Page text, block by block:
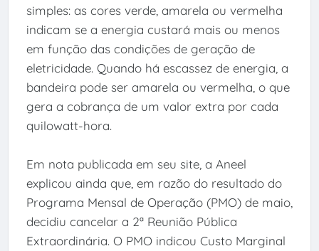
simples: as cores verde, amarela ou vermelha
indicam se a energia custará mais ou menos
em função das condições de geração de
eletricidade. Quando há escassez de energia, a
bandeira pode ser amarela ou vermelha, o que
gera a cobrança de um valor extra por cada
quilowatt-hora.
Em nota publicada em seu site, a Aneel
explicou ainda que, em razão do resultado do
Programa Mensal de Operação (PMO) de maio,
decidiu cancelar a 2ª Reunião Pública
Extraordinária. O PMO indicou Custo Marginal